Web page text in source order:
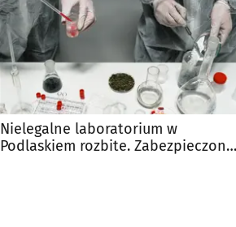
Nielegalne laboratorium w
Podlaskiem rozbite. Zabezpieczono